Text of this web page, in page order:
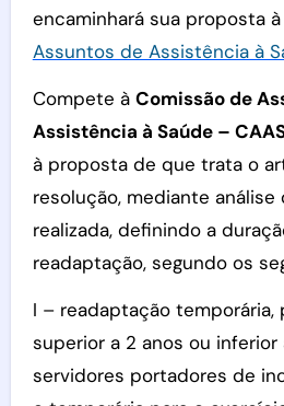
encaminhará sua proposta à
Assuntos de Assistência à
Compete à Comissão de
Assistência à Saúde –
à proposta de que trata o
resolução, mediante
realizada, definindo a
readaptação, segundo os
I – readaptação temporária,
superior a 2 anos ou inferior
servidores portadores de